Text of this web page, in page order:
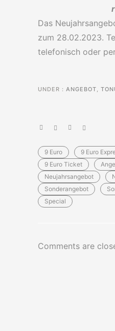
r
Das
zum 28.02.2023.
telefonisch oder
UNDER : ANGEBOT,
9 Euro
9 Euro
9 Euro Ticket
Neujahrsangebot
Sonderangebot
Special
Comments are